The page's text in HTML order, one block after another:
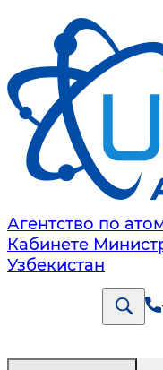
Агентство по
Кабинете
Узбекистан